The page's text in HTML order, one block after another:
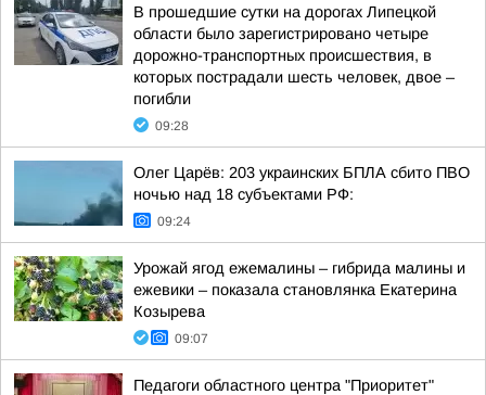
В прошедшие сутки на дорогах Липецкой
области было зарегистрировано четыре
дорожно-транспортных происшествия, в
которых пострадали шесть человек, двое –
погибли
09:28
Олег Царёв: 203 украинских БПЛА сбито ПВО
ночью над 18 субъектами РФ:
09:24
Урожай ягод ежемалины – гибрида малины и
ежевики – показала становлянка Екатерина
Козырева
09:07
Педагоги областного центра "Приоритет"